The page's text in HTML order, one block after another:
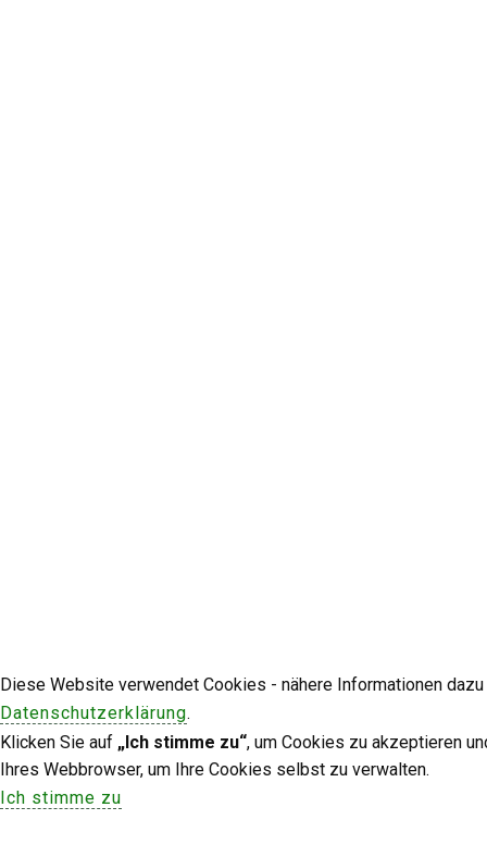
Diese Website verwendet Cookies - nähere Informationen
Datenschutzerklärung.
Klicken Sie auf „Ich stimme zu“, um Cookies zu akzeptieren
Ihres Webbrowser, um Ihre Cookies selbst zu verwalten.
Ich stimme zu